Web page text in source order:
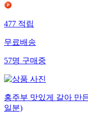
477적립
무료배송
57명구매중
홍주부 맛있게 갈아 만
일분)